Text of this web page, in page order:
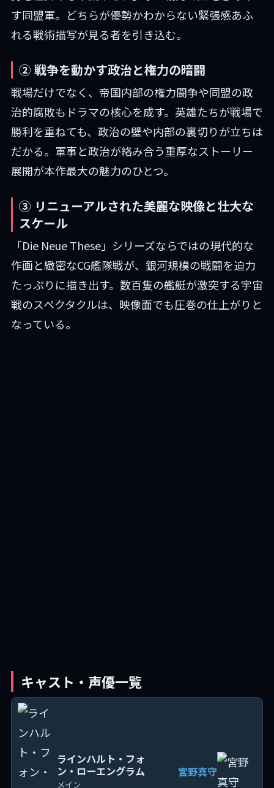
す同盟軍。どちらが優勢かわからない緊張感あふ
れる戦術描写が見る者を引き込む。
② 戦争を動かす政治と権力の暗闘
戦場だけでなく、帝国内部の権力闘争や同盟の政
治的腐敗もドラマの核心を成す。英雄たちが戦場で
勝利を重ねても、政治の壁や内部の裏切りが立ちは
だかる。軍事と政治が絡み合う重厚なストーリー
展開が本作最大の魅力のひとつ。
③ リニューアルされた美麗な映像と壮大な
スケール
「Die Neue These」シリーズならではの現代的な
作画と緻密なCG艦隊戦が、銀河規模の戦闘を迫力
たっぷりに描き出す。数百隻の艦艇が激突する宇宙
戦のスペクタクルは、映像面でも圧巻の仕上がりと
なっている。
キャスト・声優一覧
ラインハルト・フォ
ン・ローエングラム
メイン
宮野真守